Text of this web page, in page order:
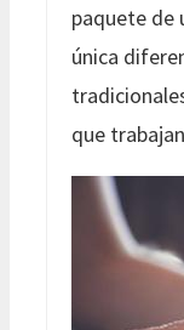
paquete de
única
que